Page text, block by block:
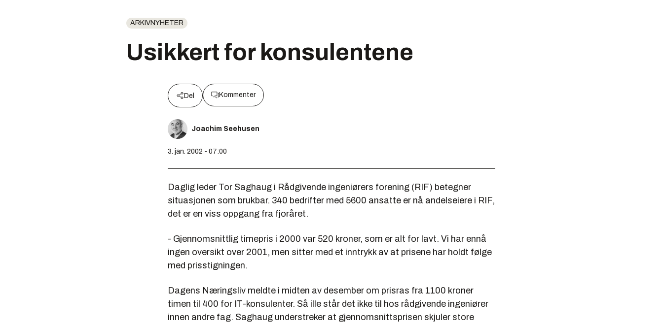
ARKIVNYHETER
Usikkert for konsulentene
Del Kommenter
Joachim Seehusen
3. jan. 2002 - 07:00
Daglig leder Tor Saghaug i Rådgivende ingeniørers forening (RIF) betegner
situasjonen som brukbar. 340 bedrifter med 5600 ansatte er nå andelseiere i RIF,
det er en viss oppgang fra fjoråret.
- Gjennomsnittlig timepris i 2000 var 520 kroner, som er alt for lavt. Vi har ennå
ingen oversikt over 2001, men sitter med et inntrykk av at prisene har holdt følge
med prisstigningen.
Dagens Næringsliv meldte i midten av desember om prisras fra 1100 kroner
timen til 400 for IT-konsulenter. Så ille står det ikke til hos rådgivende ingeniører
innen andre fag. Saghaug understreker at gjennomsnittsprisen skjuler store